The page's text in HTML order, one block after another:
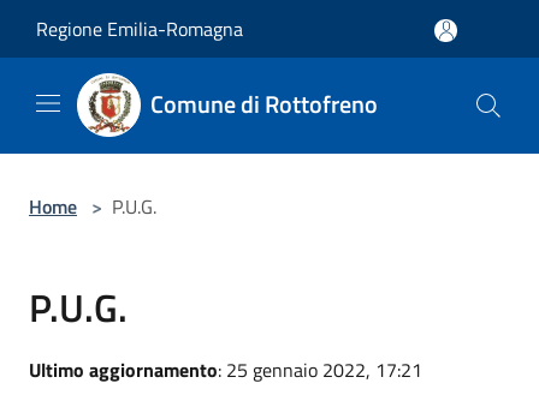
Regione Emilia-Romagna
Comune di Rottofreno
Home > P.U.G.
P.U.G.
Ultimo aggiornamento: 25 gennaio 2022, 17:21